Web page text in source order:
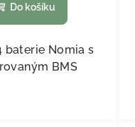
Do košíku
baterie Nomia s
BMS